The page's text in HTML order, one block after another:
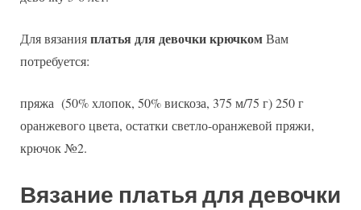
Для вязанияплатья для девочки крючкомВам
потребуется:
пряжа (50% хлопок, 50% вискоза, 375 м/75 г) 250 г
оранжевого цвета, остатки светло-оранжевой пряжи,
крючок №2.
Вязание платья для девочки